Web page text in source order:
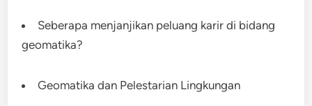
Seberapa menjanjikan peluang karir di bidang
geomatika?
Geomatika dan Pelestarian Lingkungan